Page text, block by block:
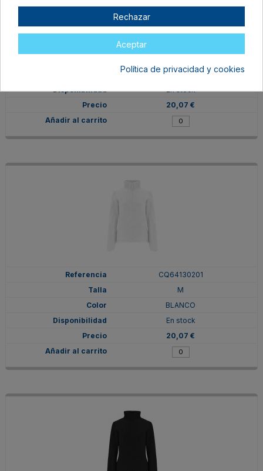
ROSETON
En stock
20,07 €
CQ64130201
M
BLANCO
En stock
20,07 €
Rechazar
Aceptar
Política de privacidad y cookies